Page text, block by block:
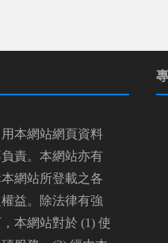
本網站網頁資料
責。本網站亦有
網站所登載之各
益。除法律有強
本網站對於 (1) 使